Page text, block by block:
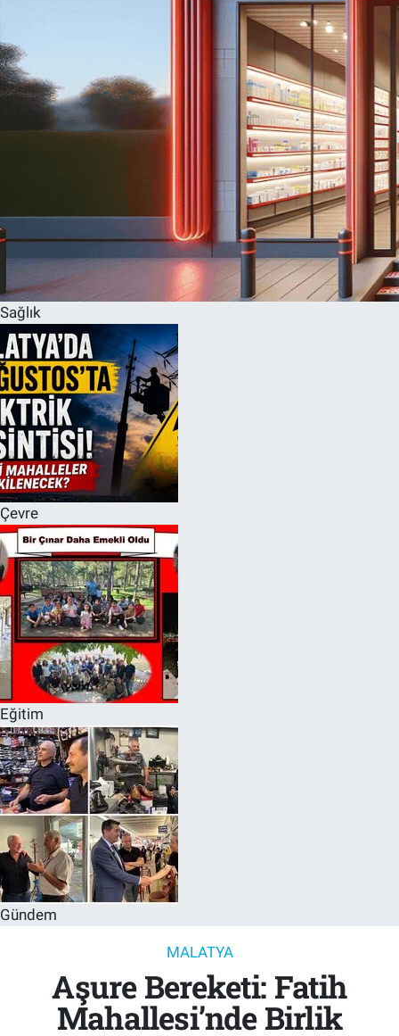
Sağlık
Çevre
Eğitim
Gündem
MALATYA
Aşure Bereketi: Fatih
Mahallesi’nde Birlik